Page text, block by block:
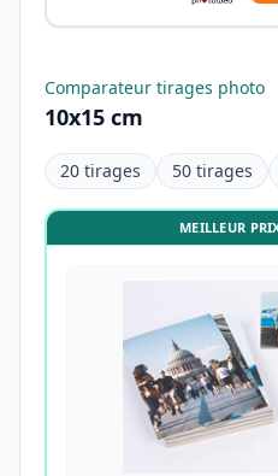
Comparateur tirages photo
10x15 cm
20 tirages 50 tirages
MEILLEUR